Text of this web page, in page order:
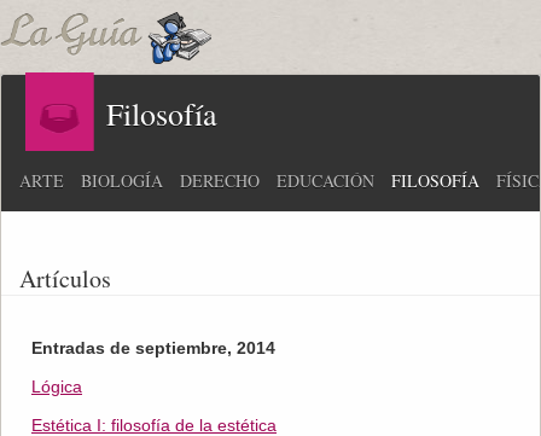
Filosofía
ARTE BIOLOGÍA DERECHO EDUCACIÓN FILOSOFÍA
Artículos
Entradas de septiembre, 2014
Lógica
Estética I: filosofía de la estética